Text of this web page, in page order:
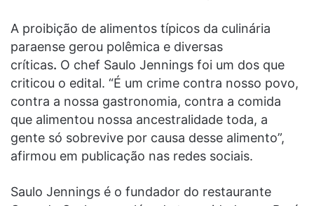
A proibição de alimentos típicos da culinária
paraense gerou polêmica e diversas
críticas. O chef Saulo Jennings foi um dos que
criticou o edital. “É um crime contra nosso povo,
contra a nossa gastronomia, contra a comida
que alimentou nossa ancestralidade toda, a
gente só sobrevive por causa desse alimento”,
afirmou em publicação nas redes sociais.
Saulo Jennings é o fundador do restaurante